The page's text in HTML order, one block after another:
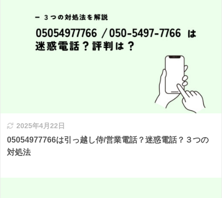
2025年4月22日
05054977766は引っ越し侍/営業電話？迷惑電話？３つの
対処法